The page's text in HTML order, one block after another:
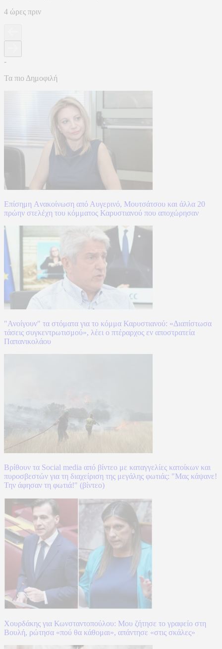
4 ώρες πριν
-
Τα πιο Δημοφιλή
Επίσημη Aνακοίνωση από Αυγερινό, Μουτσάτσου και άλλα 20
πρώην στελέχη του κόμματος Καρυστιανού που αποχώρησαν
"Ανοίγουν" τα στόματα για το κόμμα Καρυστιανού: «Διαπίστωσα
τάσεις συγκεντρωτισμού», λέει ο πτέραρχος εν αποστρατεία
Παπανικολάου
Βρίθουν τα Social media από βίντεο με καταγγελίες κατοίκων και
πυροσβεστών για τη διαχείριση της μεγάλης φωτιάς: "Μας κάψανε!
Την άφησαν τη φωτιά!" (βίντεο)
Χουρδάκης για Κωνσταντοπούλου: Μου ζήτησε το γραφείο στη
Βουλή, ρώτησα «πού θα κάθομαι», απάντησε «στις σκάλες»